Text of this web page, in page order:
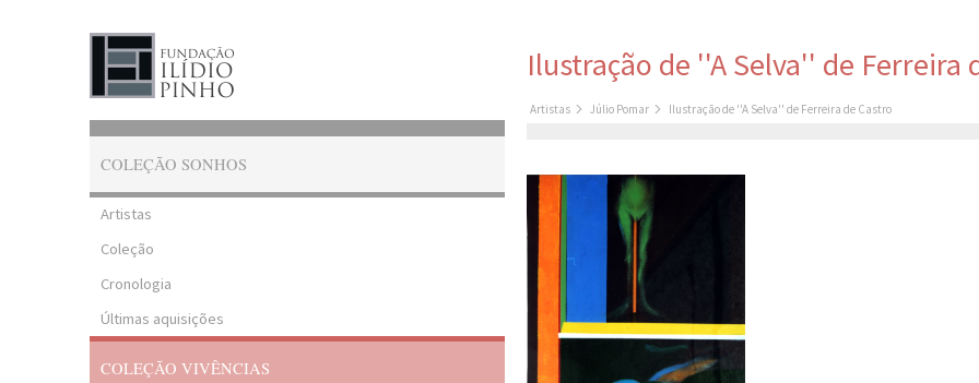
COLEÇÃO SONHOS
Artistas
Coleção
Cronologia
Últimas aquisições
COLEÇÃO VIVÊNCIAS
Ilustração de ''A Selva'' de Ferreira
Artistas Júlio Pomar Ilustração de ''A Selva'' de Ferreira de Castro